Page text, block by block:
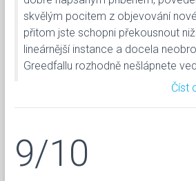
skvělým pocitem z objevování
přitom jste schopni překousnout
lineárnější instance a docela
Greedfallu rozhodně nešlápnete
Číst
9/10